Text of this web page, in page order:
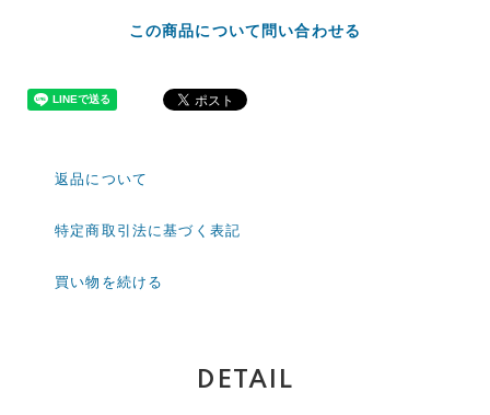
この商品について問い合わせる
返品について
特定商取引法に基づく表記
買い物を続ける
DETAIL